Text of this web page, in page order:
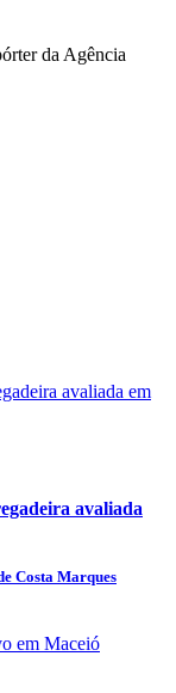
da Agência
avaliada
Costa Marques